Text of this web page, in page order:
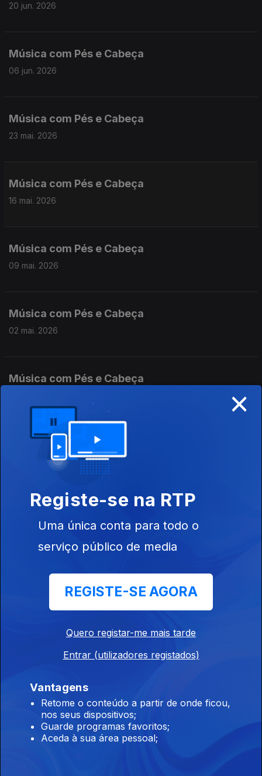
20 jun. 2026
Música com Pés e Cabeça
06 jun. 2026
Música com Pés e Cabeça
23 mai. 2026
Música com Pés e Cabeça
16 mai. 2026
Música com Pés e Cabeça
09 mai. 2026
Música com Pés e Cabeça
02 mai. 2026
Música com Pés e Cabeça
Música com Pés e Cabeça
11 abr. 2026
Música com Pés e Cabeça
04 abr. 2026
Música com Pés e Cabeça
Música com Pés e Cabeça
Música com Pés e Cabeça
14 mar. 2026
×
Registe-se na RTP
Uma única conta para todo o
serviço público de media
REGISTE-SE AGORA
Quero registar-me mais tarde
Entrar (utilizadores registados)
Vantagens
Retome o conteúdo a partir de onde ficou,
nos seus dispositivos;
Guarde programas favoritos;
Aceda à sua área pessoal;